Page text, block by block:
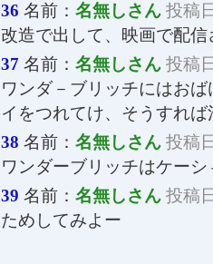
36 名前： 名無しさん 投稿
改造で出して、映画で配
37 名前： 名無しさん 投稿
ワンダ－ブリッチにはお
イをつれてけ、そうすれば
38 名前： 名無しさん 投稿
ワンダーブリッチはケー
39 名前： 名無しさん 投稿
ためしてみよー